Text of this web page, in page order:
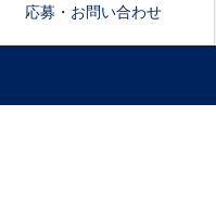
応募・お問い合わせ